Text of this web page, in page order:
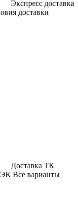
Экспресс доставка
доставки
Доставка ТК
Все варианты